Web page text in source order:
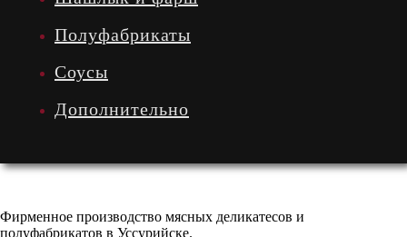
Полуфабрикаты
Соусы
Дополнительно
Фирменное производство мясных деликатесов и
полуфабрикатов в Уссурийске.